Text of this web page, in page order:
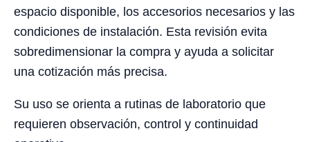
espacio disponible, los accesorios necesarios y las
condiciones de instalación. Esta revisión evita
sobredimensionar la compra y ayuda a solicitar
una cotización más precisa.
Su uso se orienta a rutinas de laboratorio que
requieren observación, control y continuidad